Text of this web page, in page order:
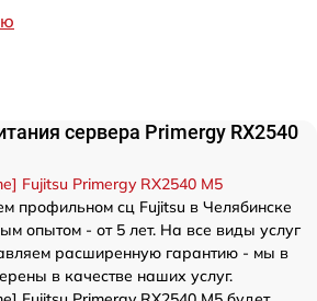
сервера Primergy RX2540
Fujitsu Primergy RX2540 M5
профильном сц Fujitsu в Челябинске
опытом - от 5 лет. На все виды услуг
расширенную гарантию - мы в
в качестве наших услуг.